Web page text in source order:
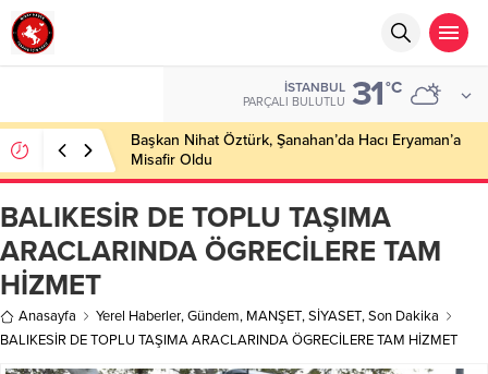
İSTANBUL
PARÇALI BULUTLU 31°C
Başkan Nihat Öztürk, Şanahan’da Hacı Eryaman’a
Misafir Oldu
BALIKESİR DE TOPLU TAŞIMA
ARACLARINDA ÖGRECİLERE TAM
HİZMET
Anasayfa Yerel Haberler,Gündem, MANŞET,SİYASET,Son Dakika
BALIKESİR DE TOPLU TAŞIMA ARACLARINDA ÖGRECİLERE TAM HİZMET